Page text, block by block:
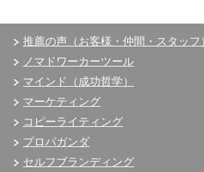
推薦の声（お客様・仲間・スタッフ
ノマドワーカーツール
マインド（成功哲学）
マーケティング
コピーライティング
プロパガンダ
セルフブランディング